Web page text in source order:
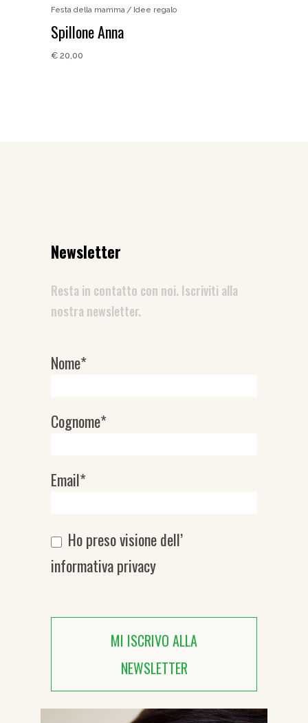
Festa della mamma Idee regalo
Spillone Anna
€ 20,00
Newsletter
Resta in contatto con noi. Iscriviti alla
nostra newsletter.
Newsletter
Nome*
Cognome*
Email*
Ho preso visione dell’
informativa privacy
MI ISCRIVO ALLA
NEWSLETTER